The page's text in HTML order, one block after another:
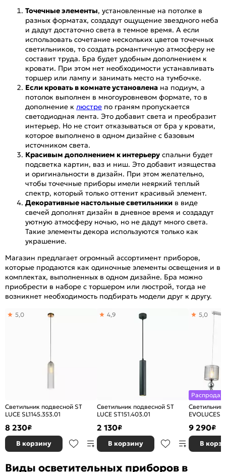
Точечные элементы, установленные на потолке в
разных форматах, создадут ощущение звездного неба
и дадут достаточно света в темное время. А если
использовать сочетание нескольких цветов точечных
светильников, то создать романтичную атмосферу не
составит труда. Бра будет удобным дополнением к
кровати. При этом нет необходимости устанавливать
торшер или лампу и занимать место на тумбочке.
Если кровать в комнате установлена на подиум, а
потолок выполнен в многоуровневом формате, то в
дополнение к люстре по граням пропускается
светодиодная лента. Это добавит света и преобразит
интерьер. Но не стоит отказываться от бра у кровати,
которое выполнено в одном дизайне с базовым
источником света.
Красивым дополнением к интерьеру спальни будет
подсветка картин, ваз и ниш. Это добавит изящества
и оригинальности в дизайн. При этом желательно,
чтобы точечные приборы имели неяркий теплый
спектр, который только оттенит красивый элемент.
Декоративные настольные светильники в виде
свечей дополнят дизайн в дневное время и создадут
уютную атмосферу ночью, но не дадут много света.
Такие элементы декора используются только как
украшение.
Магазин предлагает огромный ассортимент приборов,
которые продаются как одиночные элементы освещения и в
комплектах, выполненных в одном дизайне. Бра можно
приобрести в наборе с торшером или люстрой, тогда не
возникнет необходимость подбирать модели друг к другу.
Светильник подвесной ST
LUCE SL1145.353.01
5,0
8 230₽
В корзину
Светильник подвесной ST
LUCE ST151.403.01
4,9
2 130₽
В корзину
Светильник
5,0
9 290₽
В
Виды осветительных приборов в